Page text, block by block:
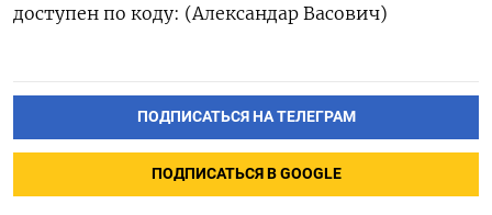
доступен по коду: (Александар Васович)
ПОДПИСАТЬСЯ НА ТЕЛЕГРАМ
ПОДПИСАТЬСЯ В GOOGLE